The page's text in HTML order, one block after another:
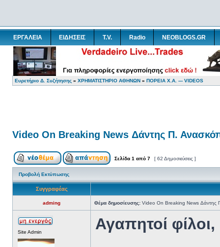
ΕΡΓΑΛΕΙΑ ΕΙΔΗΣΕΙΣ T.V. Radio NEOBLOGS.GR
Ευρετήριο Δ. Συζήτησης » ΧΡΗΜΑΤΙΣΤΗΡΙΟ ΑΘΗΝΩΝ » ΠΟΡΕΙΑ Χ.Α. --- VIDEOS
Video On Breaking News Δάντης Π.
Σελίδα 1 από 7 [ 62 Δημοσιεύσεις ]
Προβολή Εκτύπωσης
Συγγραφέας
adming Θέμα δημοσίευσης: Video On Breaking News
Site Admin Αγαπητοί φίλοι,